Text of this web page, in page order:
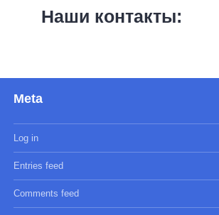
Наши контакты:
Meta
Log in
Entries feed
Comments feed